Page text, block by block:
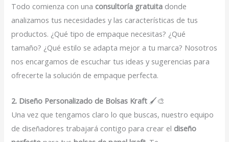
Todo comienza con una consultoría gratuita donde
analizamos tus necesidades y las características de tus
productos. ¿Qué tipo de empaque necesitas? ¿Qué
tamaño? ¿Qué estilo se adapta mejor a tu marca? Nosotros
nos encargamos de escuchar tus ideas y sugerencias para
ofrecerte la solución de empaque perfecta.
2. Diseño Personalizado de Bolsas Kraft 🖌️🎨
Una vez que tengamos claro lo que buscas, nuestro equipo
de diseñadores trabajará contigo para crear el diseño